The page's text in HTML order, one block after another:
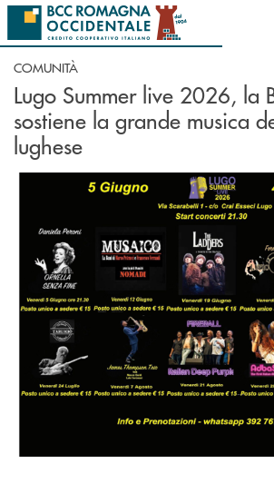
Salta al contenuto principale
COMUNITÀ
Lugo Summer live 2026, la
sostiene la grande musica
lughese